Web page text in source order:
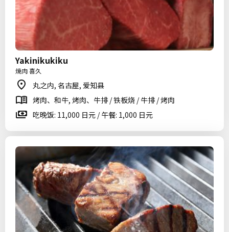
Yakinikukiku
焼肉 喜久
丸之内, 名古屋, 爱知县
烤肉、和牛, 烤肉、牛排 / 铁板烧 / 牛排 / 烤肉
吃晚饭: 11,000 日元 / 午餐: 1,000 日元